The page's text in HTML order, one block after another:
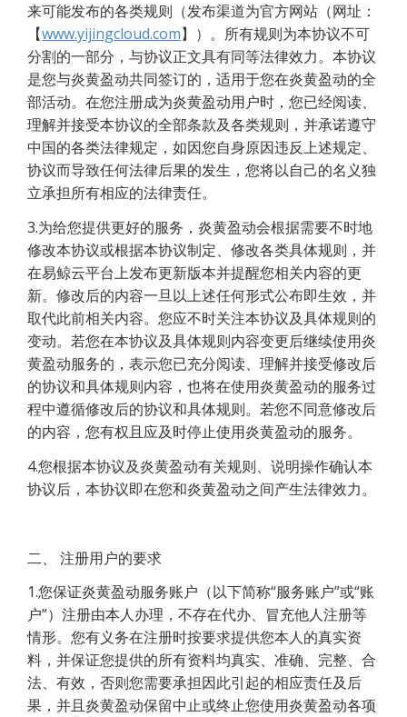
来可能发布的各类规则（发布渠道为官方网站（网址：
【www.yijingcloud.com】）。所有规则为本协议不可
分割的一部分，与协议正文具有同等法律效力。本协议
是您与炎黄盈动共同签订的，适用于您在炎黄盈动的全
部活动。在您注册成为炎黄盈动用户时，您已经阅读、
理解并接受本协议的全部条款及各类规则，并承诺遵守
中国的各类法律规定，如因您自身原因违反上述规定、
协议而导致任何法律后果的发生，您将以自己的名义独
立承担所有相应的法律责任。
3.为给您提供更好的服务，炎黄盈动会根据需要不时地
修改本协议或根据本协议制定、修改各类具体规则，并
在易鲸云平台上发布更新版本并提醒您相关内容的更
新。修改后的内容一旦以上述任何形式公布即生效，并
取代此前相关内容。您应不时关注本协议及具体规则的
变动。若您在本协议及具体规则内容变更后继续使用炎
黄盈动服务的，表示您已充分阅读、理解并接受修改后
的协议和具体规则内容，也将在使用炎黄盈动的服务过
程中遵循修改后的协议和具体规则。若您不同意修改后
的内容，您有权且应及时停止使用炎黄盈动的服务。
4.您根据本协议及炎黄盈动有关规则、说明操作确认本
协议后，本协议即在您和炎黄盈动之间产生法律效力。
二、 注册用户的要求
1.您保证炎黄盈动服务账户（以下简称“服务账户”或“账
户”）注册由本人办理，不存在代办、冒充他人注册等
情形。您有义务在注册时按要求提供您本人的真实资
料，并保证您提供的所有资料均真实、准确、完整、合
法、有效，否则您需要承担因此引起的相应责任及后
果，并且炎黄盈动保留中止或终止您使用炎黄盈动各项